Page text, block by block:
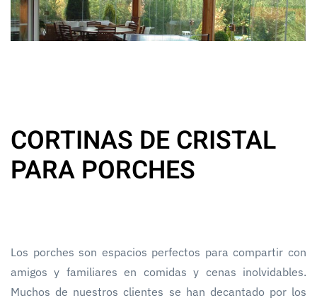
CORTINAS DE CRISTAL
PARA PORCHES
Los porches son espacios perfectos para compartir con
amigos y familiares en comidas y cenas inolvidables.
Muchos de nuestros clientes se han decantado por los